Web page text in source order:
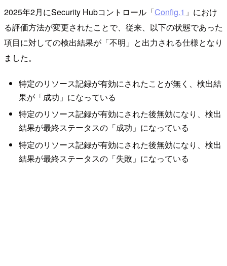
2025年2月にSecurity Hubコントロール「Config.1 」におけ
る評価方法が変更されたことで、従来、以下の状態であった
項目に対しての検出結果が「不明」と出力される仕様となり
ました。
特定のリソース記録が有効にされたことが無く、検出結
果が「成功」になっている
特定のリソース記録が有効にされた後無効になり、検出
結果が最終ステータスの「成功」になっている
特定のリソース記録が有効にされた後無効になり、検出
結果が最終ステータスの「失敗」になっている